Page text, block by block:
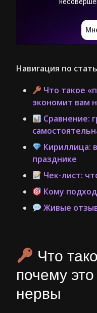
Навигация по
Что такое
экономит вам
Сравнение:
Кириллица:
празднике
Чек-лист:
Кому
Живые
Что
почему
нервы